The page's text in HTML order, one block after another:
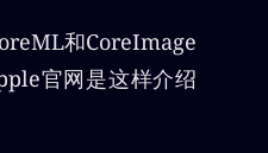
和CoreImage
官网是这样介绍